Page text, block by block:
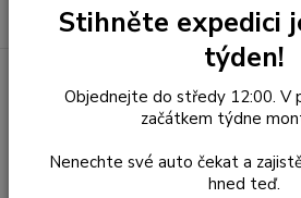
(r.2012-)
Čelní Sklo -
Stihněte expedici
týden!
Objednejte do středy 12:00. V
začátkem týdne
Nenechte své auto čekat a
hned teď.